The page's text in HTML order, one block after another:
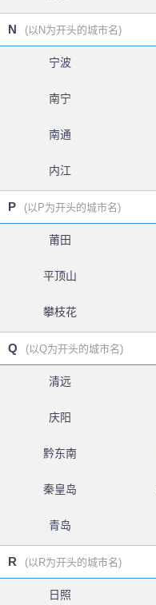
N (以N为开头的城市名)
宁波
南宁
南通
内江
P (以P为开头的城市名)
莆田
平顶山
攀枝花
Q (以Q为开头的城市名)
清远
庆阳
黔东南
秦皇岛
青岛
R (以R为开头的城市名)
日照